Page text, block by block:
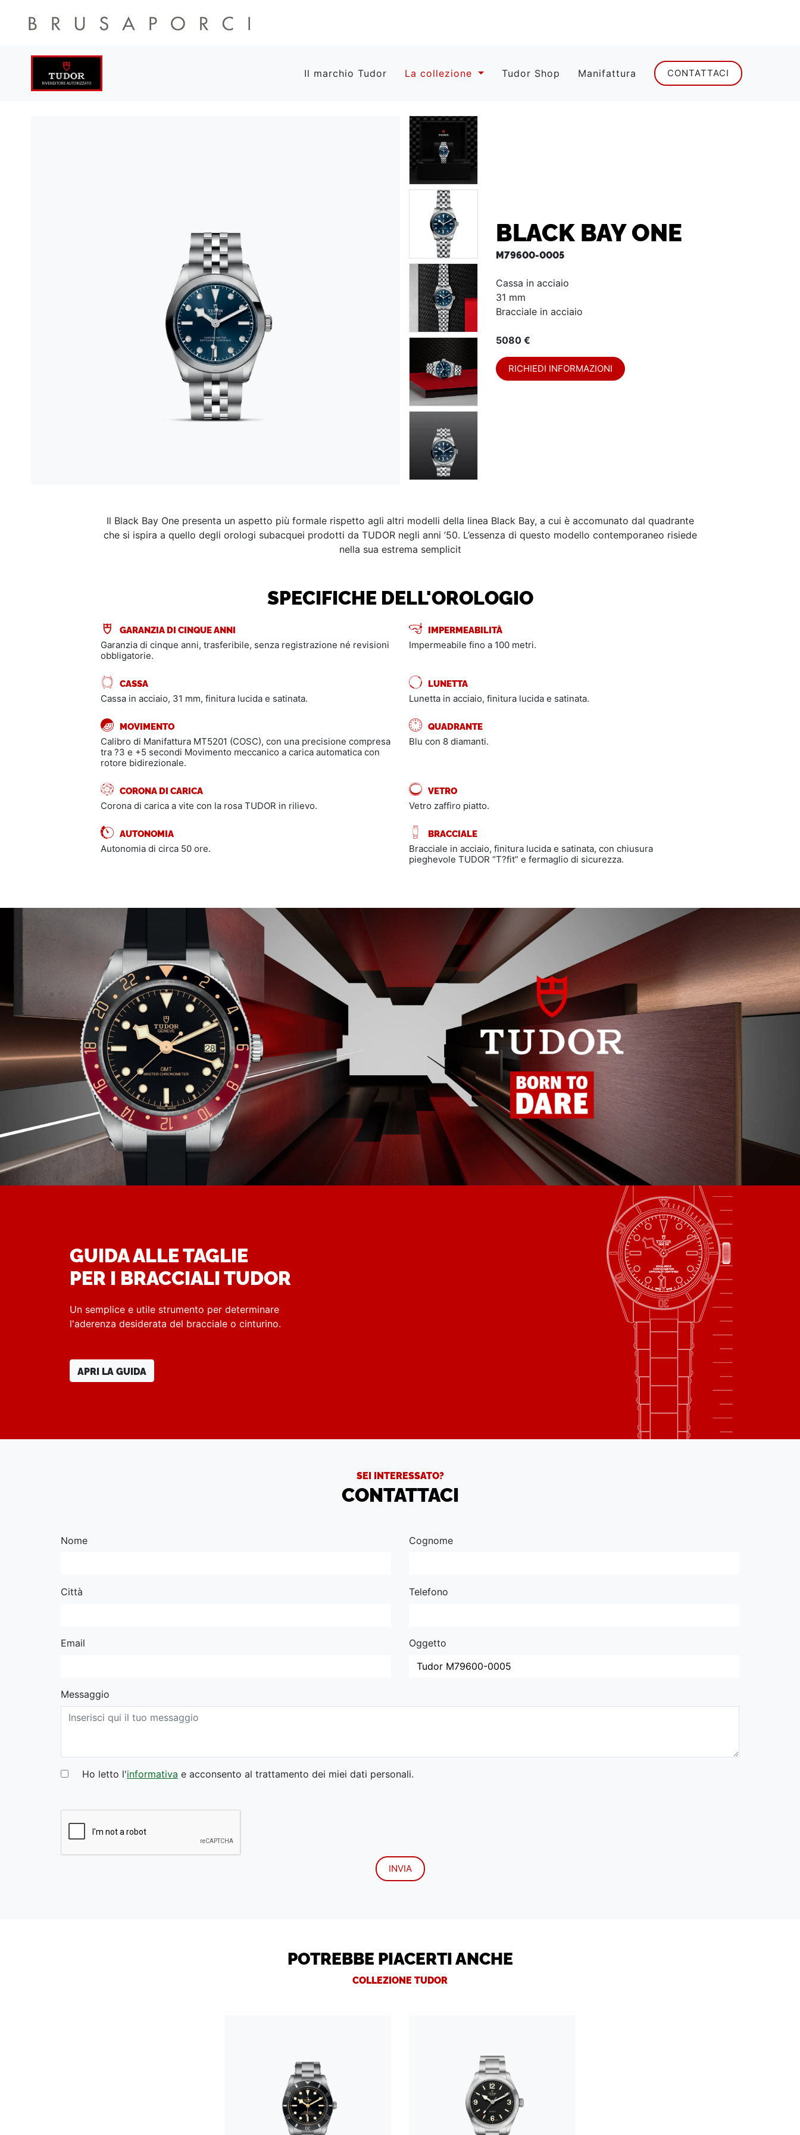
Il marchio Tudor La collezione Tudor Shop Manifattura CONTATTACI
BLACK BAY ONE
M79600-0005
Cassa in acciaio
31 mm
Bracciale in acciaio
5080 €
RICHIEDI INFORMAZIONI
Il Black Bay One presenta un aspetto più formale rispetto agli altri modelli della linea Black Bay, a cui è accomunato dal quadrante
che si ispira a quello degli orologi subacquei prodotti da TUDOR negli anni ’50. L’essenza di questo modello contemporaneo risiede
nella sua estrema semplicit
SPECIFICHE DELL'OROLOGIO
GARANZIA DI CINQUE ANNI
Garanzia di cinque anni, trasferibile, senza registrazione né revisioni
obbligatorie.
IMPERMEABILITÀ
Impermeabile fino a 100 metri.
CASSA
Cassa in acciaio, 31 mm, finitura lucida e satinata.
LUNETTA
Lunetta in acciaio, finitura lucida e satinata.
MOVIMENTO
Calibro di Manifattura MT5201 (COSC), con una precisione compresa
tra ?3 e +5 secondi Movimento meccanico a carica automatica con
rotore bidirezionale.
QUADRANTE
Blu con 8 diamanti.
CORONA DI CARICA
Corona di carica a vite con la rosa TUDOR in rilievo.
VETRO
Vetro zaffiro piatto.
AUTONOMIA
Autonomia di circa 50 ore.
BRACCIALE
Bracciale in acciaio, finitura lucida e satinata, con chiusura
pieghevole TUDOR “T?fit” e fermaglio di sicurezza.
GUIDA ALLE TAGLIE
PER I BRACCIALI TUDOR
Un semplice e utile strumento per determinare
l'aderenza desiderata del bracciale o cinturino.
APRI LA GUIDA
SEI INTERESSATO?
CONTATTACI
Nome Cognome
Città Telefono
Email Oggetto
Messaggio
Ho letto l'informativa e acconsento al trattamento dei miei dati personali.
POTREBBE PIACERTI ANCHE
COLLEZIONE TUDOR